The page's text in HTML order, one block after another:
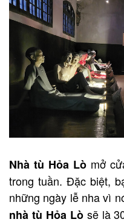
Nhà tù Hỏa Lò mở
trong tuần. Đặc biệt,
những ngày lễ nha vì
nhà tù Hỏa Lò sẽ là